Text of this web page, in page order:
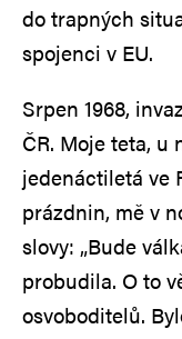
do trapných
spojenci v EU.
Srpen 1968,
ČR. Moje teta, u
jedenáctiletá ve
prázdnin, mě v
slovy: „Bude
probudila. O to
osvoboditelů.